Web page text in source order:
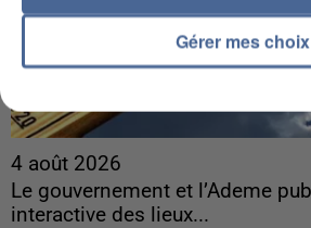
4 août 2026
Le gouvernement et l’Ademe
interactive des lieux...
Gérer mes choix